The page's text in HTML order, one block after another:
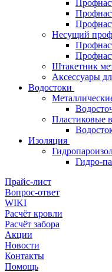
Несущий
Штакетник
Аксессуары
Водостоки
Пластиковые
Изоляция
Гидро-
Прайс-лист
Вопрос-ответ
WIKI
Расчёт кровли
Расчёт забора
Акции
Новости
Контакты
Помощь